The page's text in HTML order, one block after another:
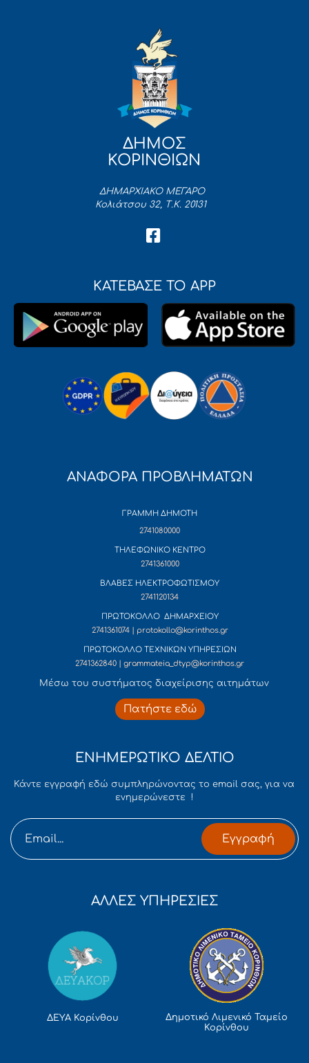
ΔΗΜΟΣ
ΚΟΡΙΝΘΙΩΝ
ΔΗΜΑΡΧΙΑΚΟ ΜΕΓΑΡΟ
Κολιάτσου 32, Τ.Κ. 20131
ΚΑΤΕΒΑΣΕ ΤΟ APP
ΑΝΑΦΟΡΑ ΠΡΟΒΛΗΜΑΤΩΝ
ΓΡΑΜΜΗ ΔΗΜΟΤΗ
2741080000
ΤΗΛΕΦΩΝΙΚΟ ΚΕΝΤΡΟ
2741361000
ΒΛΑΒΕΣ ΗΛΕΚΤΡΟΦΩΤΙΣΜΟΥ
2741120134
ΠΡΩΤΟΚΟΛΛΟ ΔΗΜΑΡΧΕΙΟΥ
2741361074 | protokollo@korinthos.gr
ΠΡΩΤΟΚΟΛΛΟ ΤΕΧΝΙΚΩΝ ΥΠΗΡΕΣΙΩΝ
2741362840 | grammateia_dtyp@korinthos.gr
Mέσω του συστήματος διαχείρισης αιτημάτων
Πατήστε εδώ
ΕΝΗΜΕΡΩΤΙΚΟ ΔΕΛΤΙΟ
Κάντε εγγραφή εδώ συμπληρώνοντας το email σας, για να
ενημερώνεστε !
Εγγραφή
ΑΛΛΕΣ ΥΠΗΡΕΣΙΕΣ
ΔΕΥΑ Κορίνθου
Δημοτικό Λιμενικό Ταμείο
Κορίνθου